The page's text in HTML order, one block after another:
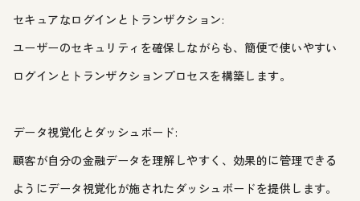
セキュアなログインとトランザクション:
ユーザーのセキュリティを確保しながらも、簡便で使いやすい
ログインとトランザクションプロセスを構築します。
データ視覚化とダッシュボード:
顧客が自分の金融データを理解しやすく、効果的に管理できる
ようにデータ視覚化が施されたダッシュボードを提供します。